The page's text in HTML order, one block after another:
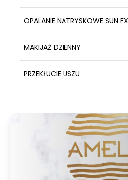
OPALANIE NATRYSKOWE SUN FX
MAKIJAŻ DZIENNY
PRZEKŁUCIE USZU